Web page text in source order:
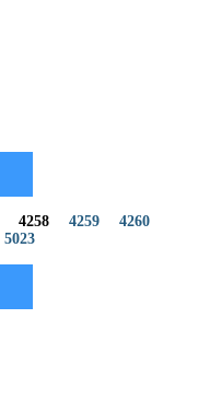
4258 4259
4260
5023